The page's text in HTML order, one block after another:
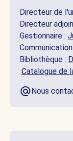
Directeur de
Directeur
Gestionnaire :
Communication
Bibliothèque :
Catalogue de
Nous